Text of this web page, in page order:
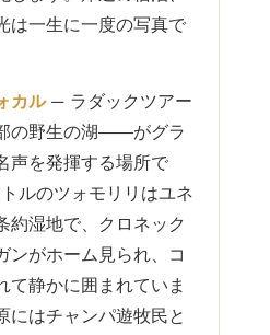
は一生に一度の写真で
カル— ラダックツアー
の野生の湖――がグラ
声を発揮する場所で
ルのツォモリリはユネ
約湿地で、クロネック
ンがホーム見られ、コ
て静かに囲まれていま
にはチャンパ遊牧民と